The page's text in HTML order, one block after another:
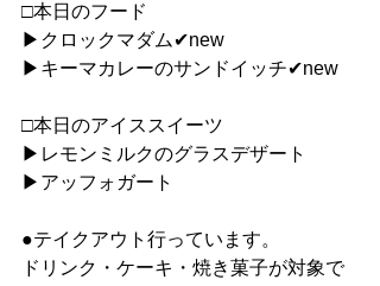
□本日のフード
▶︎クロックマダム✔︎new
▶︎キーマカレーのサンドイッチ✔︎new
□本日のアイススイーツ
▶︎レモンミルクのグラスデザート
▶︎アッフォガート
●テイクアウト行っています。
ドリンク・ケーキ・焼き菓子が対象で